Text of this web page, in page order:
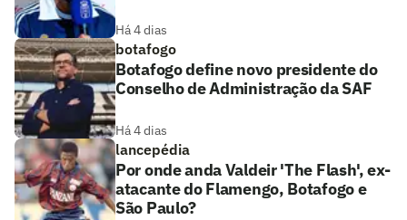
Há 4 dias
botafogo
Botafogo define novo presidente do
Conselho de Administração da SAF
Há 4 dias
lancepédia
Por onde anda Valdeir 'The Flash', ex-
atacante do Flamengo, Botafogo e
São Paulo?